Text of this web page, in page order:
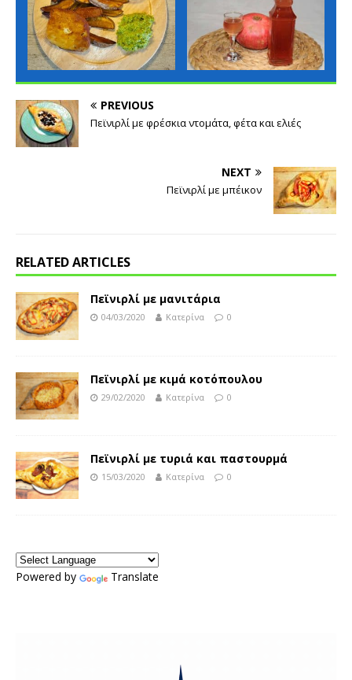
PREVIOUS
Πεϊνιρλί με φρέσκια ντομάτα, φέτα και ελιές
NEXT
Πεϊνιρλί με μπέικον
RELATED ARTICLES
Πεϊνιρλί με μανιτάρια
04/03/2020 Κατερίνα 0
Πεϊνιρλί με κιμά κοτόπουλου
29/02/2020 Κατερίνα 0
Πεϊνιρλί με τυριά και παστουρμά
15/03/2020 Κατερίνα 0
Powered by Translate